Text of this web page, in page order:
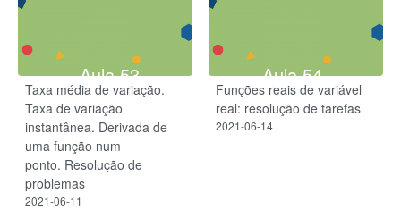
Aula 53
Taxa média de variação.
Taxa de variação
instantânea. Derivada de
uma função num
ponto. Resolução de
problemas
2021-06-11
Aula 54
Funções reais de variável
real: resolução de tarefas
2021-06-14